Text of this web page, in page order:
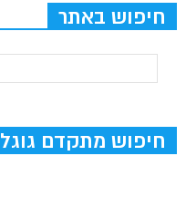
חיפוש באתר
חיפוש מתקדם גוגל